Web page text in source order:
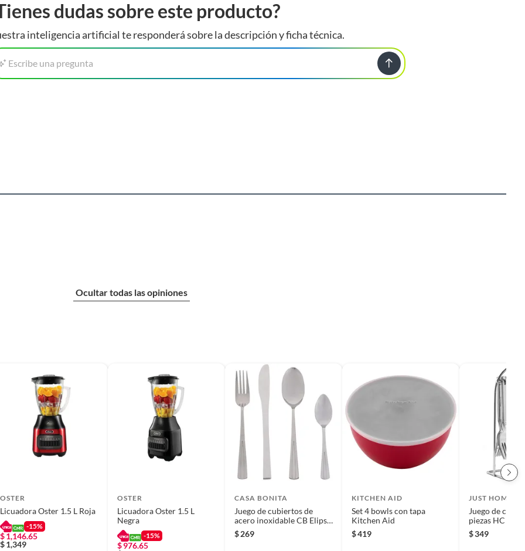
para encendido y apagado, un sistema Pause 'n
se está gestando, una luz indicadora que te permite
permite ver la cantidad de agua en el depósito para un
dudas sobre este producto?
inteligencia artificial te responderá sobre la descripción y ficha técnica.
Escribe una pregunta
Ocultar todas las opiniones
OSTER
Licuadora Oster 1.5 L Roja
-15%
$1,146.65
$1,349
OSTER
Licuadora Oster 1.5 L
Negra
-15%
$976.65
CASA BONITA
Juego de cubiertos de
acero inoxidable CB Elipse
16 piezas
$269
KITCHEN AID
Set 4 bowls con tapa
Kitchen Aid
$419
JUST HOME
Juego de
piezas HC
$349